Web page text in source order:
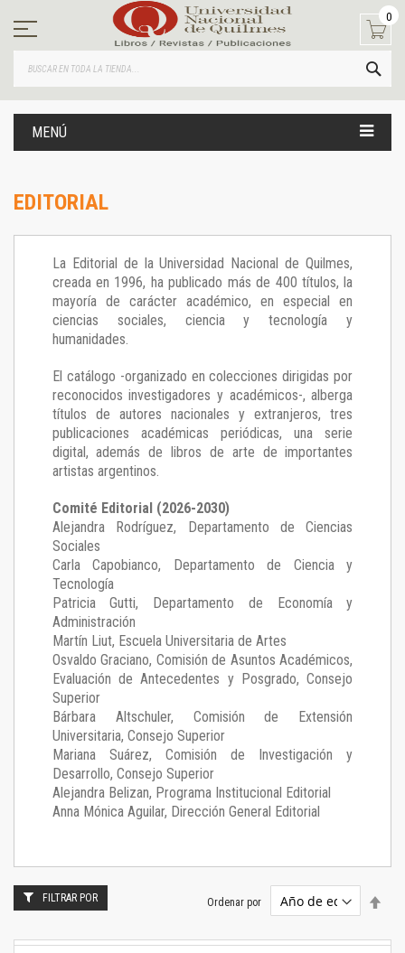
contenido
0
MENÚ
EDITORIAL
La Editorial de la Universidad Nacional de Quilmes,
creada en 1996, ha publicado más de 400 títulos, la
mayoría de carácter académico, en especial en
ciencias sociales, ciencia y tecnología y
humanidades.
El catálogo -organizado en colecciones dirigidas por
reconocidos investigadores y académicos-, alberga
títulos de autores nacionales y extranjeros, tres
publicaciones académicas periódicas, una serie
digital, además de libros de arte de importantes
artistas argentinos.
Comité Editorial (2026-2030)
Alejandra Rodríguez, Departamento de Ciencias
Sociales
Carla Capobianco, Departamento de Ciencia y
Tecnología
Patricia Gutti, Departamento de Economía y
Administración
Martín Liut, Escuela Universitaria de Artes
Osvaldo Graciano, Comisión de Asuntos Académicos,
Evaluación de Antecedentes y Posgrado, Consejo
Superior
Bárbara Altschuler, Comisión de Extensión
Universitaria, Consejo Superior
Mariana Suárez, Comisión de Investigación y
Desarrollo, Consejo Superior
Alejandra Belizan, Programa Institucional Editorial
Anna Mónica Aguilar, Dirección General Editorial
Ordenar por
FILTRAR POR